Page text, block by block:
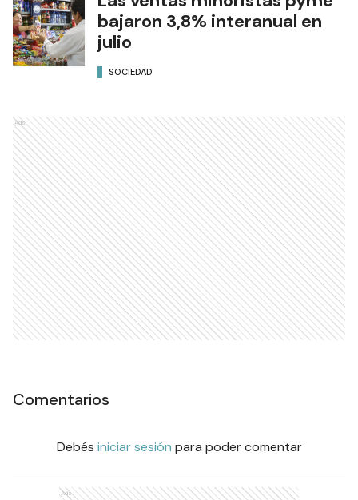
bajaron 3,8% interanual en
julio
SOCIEDAD
Ads
Comentarios
Debés iniciar sesión para poder comentar
Ads